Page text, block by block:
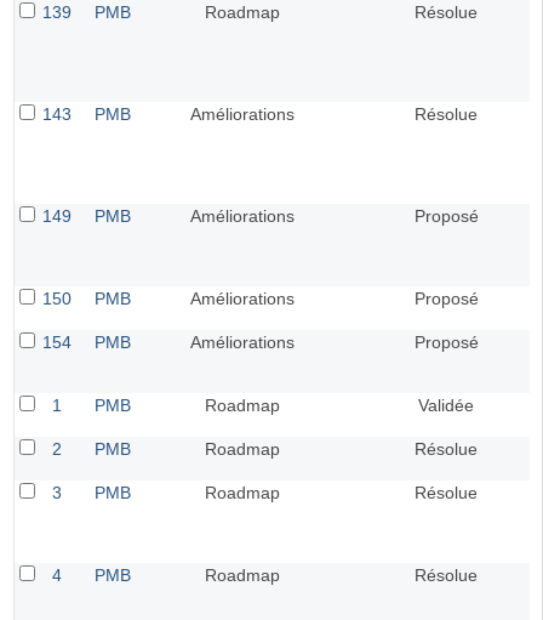
139 PMB Roadmap Résolue
143 PMB Améliorations Résolue
149 PMB Améliorations Proposé
150 PMB Améliorations Proposé
154 PMB Améliorations Proposé
1 PMB Roadmap Validée
2 PMB Roadmap Résolue
3 PMB Roadmap Résolue
4 PMB Roadmap Résolue